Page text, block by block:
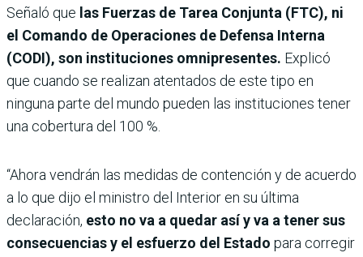
Señaló que las Fuerzas de Tarea Conjunta (FTC), ni
el Comando de Operaciones de Defensa Interna
(CODI), son instituciones omnipresentes. Explicó
que cuando se realizan atentados de este tipo en
ninguna parte del mundo pueden las instituciones tener
una cobertura del 100 %.
“Ahora vendrán las medidas de contención y de acuerdo
a lo que dijo el ministro del Interior en su última
declaración, esto no va a quedar así y va a tener sus
consecuencias y el esfuerzo del Estado para corregir